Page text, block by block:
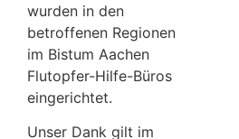
wurden in den
betroffenen Regionen
im Bistum Aachen
Flutopfer-Hilfe-Büros
eingerichtet.
Unser Dank gilt im